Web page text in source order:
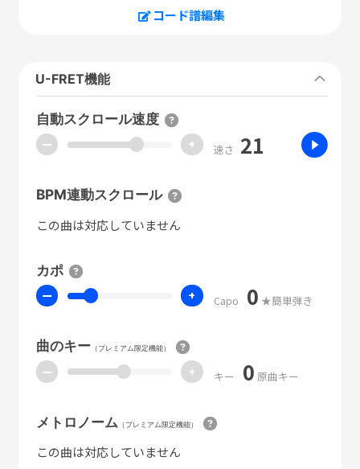
コード譜編集
U-FRET機能
自動スクロール速度
ー + 速さ 21
BPM連動スクロール
この曲は対応していません
カポ
ー + Capo 0 ★簡単弾き
曲のキー（プレミアム限定機能）
ー + キー 0 原曲キー
メトロノーム （プレミアム限定機能）
この曲は対応していません